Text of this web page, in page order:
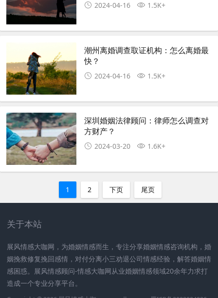
2024-04-16 1.5K+
潮州离婚调查取证机构：怎么离婚最
快？
2024-04-16 1.5K+
深圳婚姻法律顾问：律师怎么调查对
方财产？
2024-03-20 1.6K+
1 2 下页 尾页
关于本站
展风情感大咖网，为婚姻情感而生，专注分享婚姻情感咨询机构，婚
姻挽救修复挽回感情，对付分离小三劝退公司情感经验，解答婚姻情
感困惑。展风情感顾问-情感大咖网从业婚姻情感领域20余年力求打
造成一个专业分享平台。